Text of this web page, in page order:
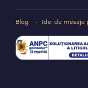
Blog Idei de